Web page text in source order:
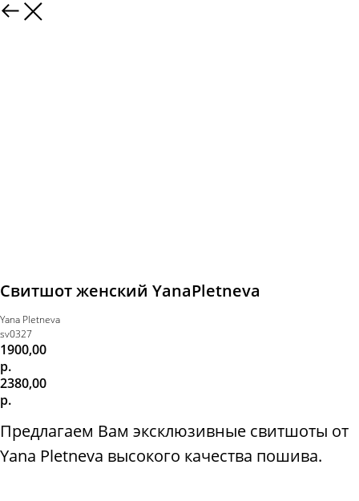
Свитшот женский YanaPletneva
Yana Pletneva
sv0327
1900,00
р.
2380,00
р.
Предлагаем Вам эксклюзивные свитшоты от
Yana Pletneva высокого качества пошива.